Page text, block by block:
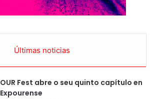
Últimas noticias
OUR Fest abre o seu quinto capítulo en
Expourense